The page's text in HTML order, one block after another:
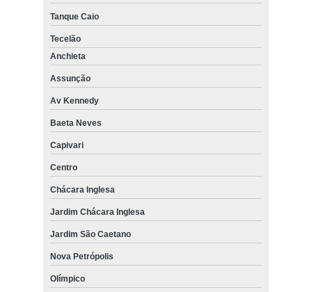
Tanque Caio
Tecelão
Anchieta
Assunção
Av Kennedy
Baeta Neves
Capivari
Centro
Chácara Inglesa
Jardim Chácara Inglesa
Jardim São Caetano
Nova Petrópolis
Olímpico